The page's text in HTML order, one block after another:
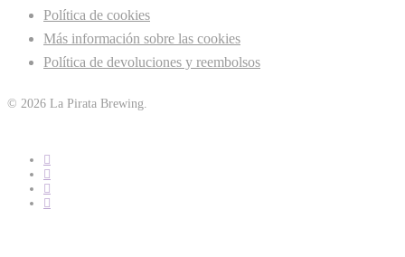
Política de cookies
Más información sobre las cookies
Política de devoluciones y reembolsos
© 2026 La Pirata Brewing.
facebook
linkedin
youtube
instagram